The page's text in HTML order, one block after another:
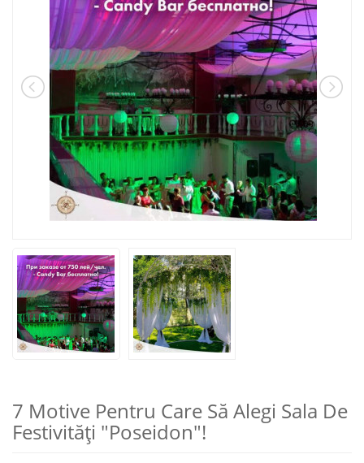
7 Motive Pentru Care Să Alegi Sala De
Festivități "Poseidon"!